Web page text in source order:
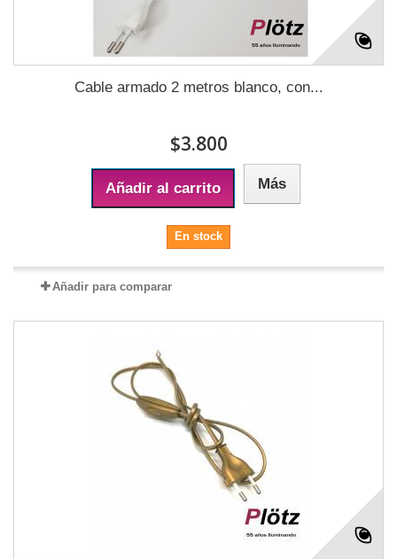
Cable armado 2 metros blanco, con...
$3.800
Añadir al carrito Más
En stock
Añadir para comparar